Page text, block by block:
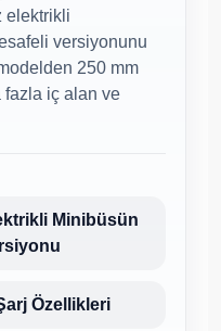
elektrikli
versiyonunu
250 mm
fazla iç alan ve
Minibüsün
Özellikleri